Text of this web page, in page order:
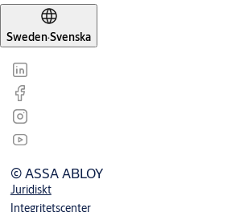
Sweden·Svenska
© ASSA ABLOY
Juridiskt
Integritetscenter